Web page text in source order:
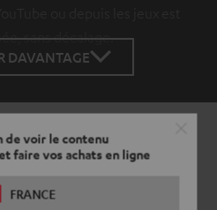
de voir le contenu
faire vos achats en ligne
FRANCE
sans décalage.
DAVANTAGE